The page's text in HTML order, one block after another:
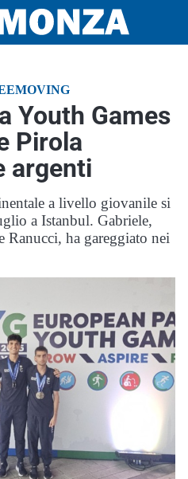
Youth Games
Pirola
argenti
a livello giovanile si
a Istanbul. Gabriele,
Ranucci, ha gareggiato nei